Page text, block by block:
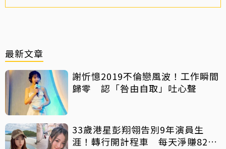
最新文章
謝忻憶2019不倫戀風波！工作瞬間
歸零 認「咎由自取」吐心聲
33歲港星彭翔翎告別9年演員生
涯！轉行開計程車 每天淨賺8200